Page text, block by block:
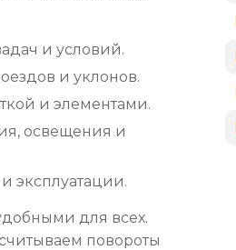
и условий.
и уклонов.
и элементами.
освещения и
эксплуатации.
для всех.
повороты